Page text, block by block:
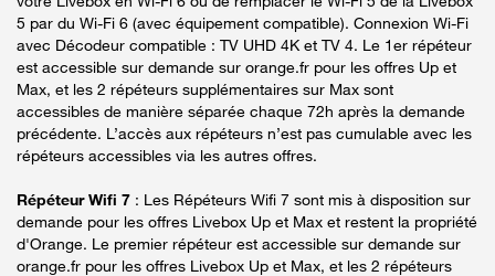
5 par du Wi-Fi 6 (avec équipement compatible). Connexion Wi-Fi
avec Décodeur compatible : TV UHD 4K et TV 4. Le 1er répéteur
est accessible sur demande sur orange.fr pour les offres Up et
Max, et les 2 répéteurs supplémentaires sur Max sont
accessibles de manière séparée chaque 72h après la demande
précédente. L’accès aux répéteurs n’est pas cumulable avec les
répéteurs accessibles via les autres offres.
Répéteur Wifi 7 : Les Répéteurs Wifi 7 sont mis à disposition sur
demande pour les offres Livebox Up et Max et restent la propriété
d'Orange. Le premier répéteur est accessible sur demande sur
orange.fr pour les offres Livebox Up et Max, et les 2 répéteurs